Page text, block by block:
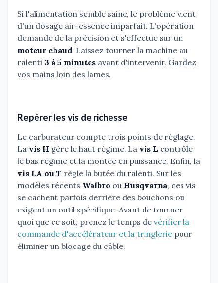
Si l'alimentation semble saine, le problème vient
d'un dosage air-essence imparfait. L'opération
demande de la précision et s'effectue sur un
moteur chaud. Laissez tourner la machine au
ralenti 3 à 5 minutes avant d'intervenir. Gardez
vos mains loin des lames.
Repérer les vis de richesse
Le carburateur compte trois points de réglage.
La vis H gère le haut régime. La vis L contrôle
le bas régime et la montée en puissance. Enfin, la
vis LA ou T règle la butée du ralenti. Sur les
modèles récents Walbro ou Husqvarna, ces vis
se cachent parfois derrière des bouchons ou
exigent un outil spécifique. Avant de tourner
quoi que ce soit, prenez le temps de vérifier la
commande d'accélérateur et la tringlerie pour
éliminer un blocage du câble.